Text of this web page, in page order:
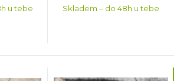
u tebe Skladem – do 48h u tebe